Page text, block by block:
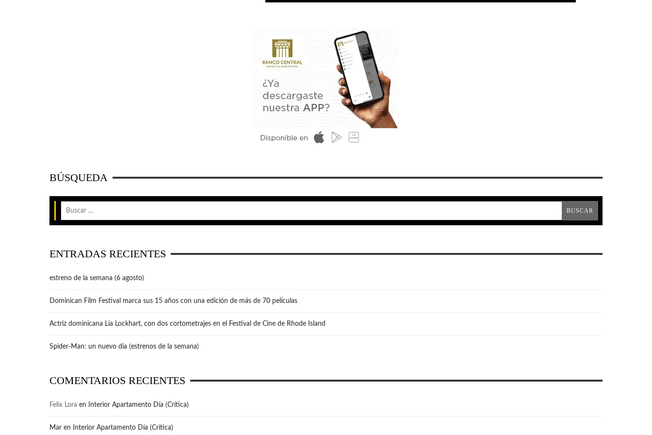
BÚSQUEDA
ENTRADAS RECIENTES
estreno de la semana (6 agosto)
Dominican Film Festival marca sus 15 años con una edición de más de 70 películas
Actriz dominicana Lía Lockhart, con dos cortometrajes en el Festival de Cine de Rhode Island
Spider-Man: un nuevo día (estrenos de la semana)
COMENTARIOS RECIENTES
Felix Lora en Interior Apartamento Día (Crítica)
Mar en Interior Apartamento Día (Crítica)